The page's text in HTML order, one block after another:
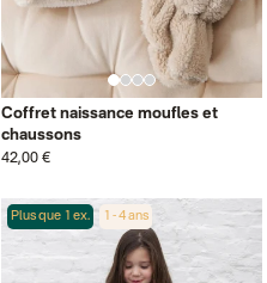
Coffret naissance moufles et
chaussons
42,00 €
Plus que 1 ex. 1 - 4 ans